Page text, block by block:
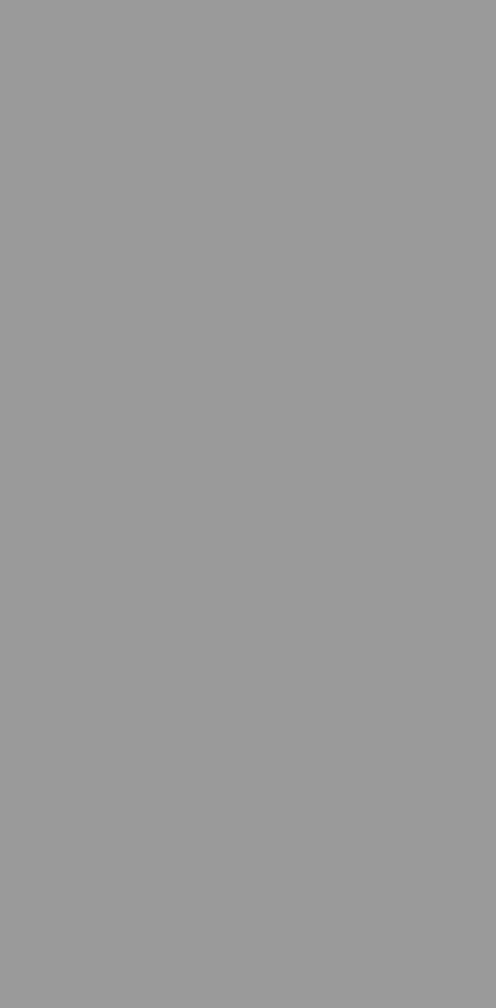
3 дня очного
до 14:30